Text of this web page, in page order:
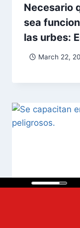
Necesario
sea
las urbes:
March 22,